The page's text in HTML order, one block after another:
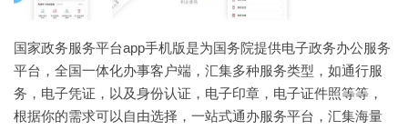
国家政务服务平台app手机版是为国务院提供电子政务办公服务
平台，全国一体化办事客户端，汇集多种服务类型，如通行服
务，电子凭证，以及身份认证，电子印章，电子证件照等等，
根据你的需求可以自由选择，一站式通办服务平台，汇集海量